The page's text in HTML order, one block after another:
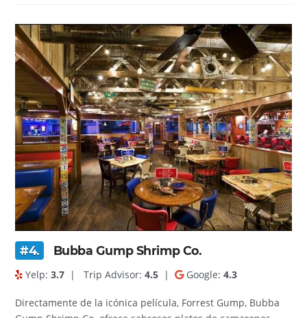
#4. Bubba Gump Shrimp Co.
Yelp:3.7 | Trip Advisor:4.5 | Google:4.3
Directamente de la icónica película, Forrest Gump, Bubba